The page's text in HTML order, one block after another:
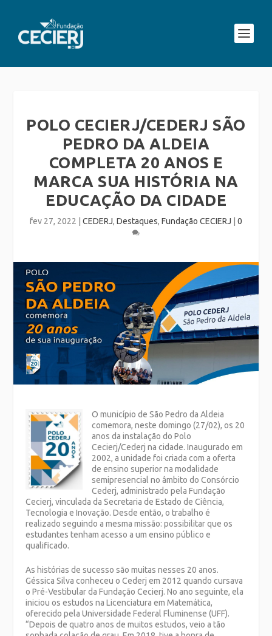
POLO CECIERJ/CEDERJ SÃO
PEDRO DA ALDEIA
COMPLETA 20 ANOS E
MARCA SUA HISTÓRIA NA
EDUCAÇÃO DA CIDADE
fev 27, 2022 CEDERJ, Destaques, Fundação CECIERJ 0
O município de São Pedro da Aldeia
comemora, neste domingo (27/02), os 20
anos da instalação do Polo
Cecierj/Cederj na cidade. Inaugurado em
2002, a unidade foi criada com a oferta
de ensino superior na modalidade
semipresencial no âmbito do Consórcio
Cederj, administrado pela Fundação
Cecierj, vinculada da Secretaria de Estado de Ciência,
Tecnologia e Inovação. Desde então, o trabalho é
realizado seguindo a mesma missão: possibilitar que os
estudantes tenham acesso a um ensino público e
qualificado.
As histórias de sucesso são muitas nesses 20 anos.
GéssicaSilva conheceu o Cederj em 2012 quando cursava
o Pré-Vestibular da Fundação Cecierj. No ano seguinte, ela
iniciou os estudos na Licenciatura em Matemática,
oferecido pela Universidade Federal Fluminense (UFF).
“Depois de quatro anos de muitos estudos, veio a tão